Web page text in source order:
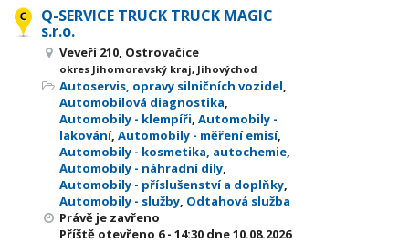
Q-SERVICE TRUCK TRUCK MAGIC
s.r.o.
Veveří 210, Ostrovačice
okres Jihomoravský kraj, Jihovýchod
Autoservis, opravy silničních vozidel,
Automobilová diagnostika,
Automobily - klempíři, Automobily -
lakování, Automobily - měření emisí,
Automobily - kosmetika, autochemie,
Automobily - náhradní díly,
Automobily - příslušenství a doplňky,
Automobily - služby, Odtahová služba
Právě je zavřeno
Příště otevřeno 6 - 14:30 dne 10.08.2026